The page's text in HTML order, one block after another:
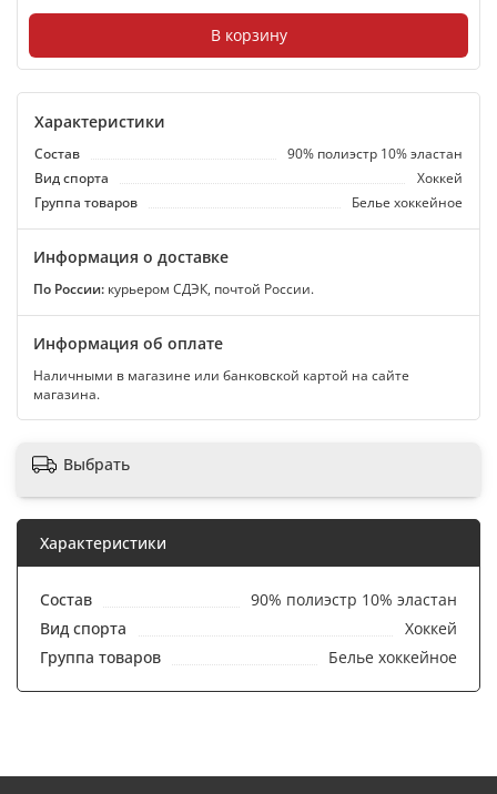
В корзину
Характеристики
Состав
90% полиэстр 10% эластан
Вид спорта
Хоккей
Группа товаров
Белье хоккейное
Информация о доставке
По России: курьером СДЭК, почтой России.
Информация об оплате
Наличными в магазине или банковской картой на сайте
магазина.
Выбрать
Характеристики
Состав
90% полиэстр 10% эластан
Вид спорта
Хоккей
Группа товаров
Белье хоккейное